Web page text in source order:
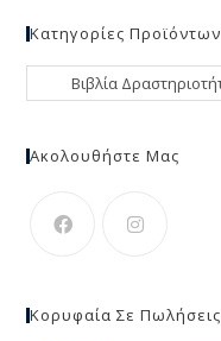
Κατηγορίες Προϊόντων
Ακολουθήστε Μας
Κορυφαία Σε Πωλήσεις